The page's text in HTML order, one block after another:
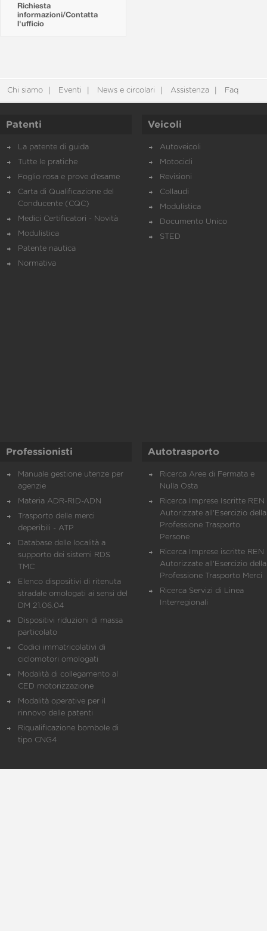
Richiesta
informazioni/Contatta
l'ufficio
Chi siamo Eventi News e circolari Assistenza Faq
Patenti
La patente di guida
Tutte le pratiche
Foglio rosa e prove d’esame
Carta di Qualificazione del
Conducente (CQC)
Medici Certificatori - Novità
Modulistica
Patente nautica
Normativa
Veicoli
Autoveicoli
Motocicli
Revisioni
Collaudi
Modulistica
Documento Unico
STED
Professionisti
Manuale gestione utenze per
agenzie
Materia ADR-RID-ADN
Trasporto delle merci
deperibili - ATP
Database delle località a
supporto dei sistemi RDS
TMC
Elenco dispositivi di ritenuta
stradale omologati ai sensi del
DM 21.06.04
Dispositivi riduzioni di massa
particolato
Codici immatricolativi di
ciclomotori omologati
Modalità di collegamento al
CED motorizzazione
Modalità operative per il
rinnovo delle patenti
Riqualificazione bombole di
tipo CNG4
Autotrasporto
Ricerca Aree di Fermata e
Nulla Osta
Ricerca Imprese Iscritte REN
Autorizzate all'Esercizio della
Professione Trasporto
Persone
Ricerca Imprese iscritte REN
Autorizzate all'Esercizio della
Professione Trasporto Merci
Ricerca Servizi di Linea
Interregionali